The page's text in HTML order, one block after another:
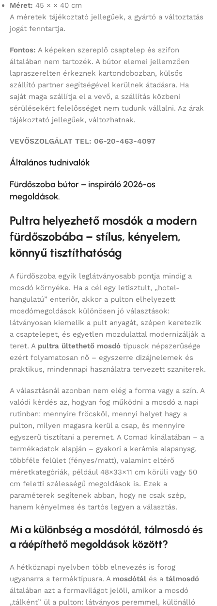
Méret: 45 × × 40 cm
A méretek tájékoztató jellegűek, a gyártó a változtatás
jogát fenntartja.
Fontos: A képeken szereplő csaptelep és szifon
általában nem tartozék. A bútor elemei jellemzően
lapraszerelten érkeznek kartondobozban, külsős
szállító partner segítségével kerülnek átadásra. Ha
saját maga szállítja el a vevő, a szállítás közbeni
sérülésekért felelősséget nem tudunk vállalni. Az árak
tájékoztató jellegűek, változhatnak.
VEVŐSZOLGÁLAT TEL: 06-20-463-4097
Általános tudnivalók
Fürdőszoba bútor – inspiráló 2026-os
megoldások.
Pultra helyezhető mosdók a modern
fürdőszobába – stílus, kényelem,
könnyű tisztíthatóság
A fürdőszoba egyik leglátványosabb pontja mindig a
mosdó környéke. Ha a cél egy letisztult, „hotel-
hangulatú” enteriőr, akkor a pulton elhelyezett
mosdómegoldások különösen jó választások:
látványosan kiemelik a pult anyagát, szépen keretezik
a csaptelepet, és egyetlen mozdulattal modernizálják a
teret. A pultra ültethető mosdó típusok népszerűsége
ezért folyamatosan nő – egyszerre dizájnelemek és
praktikus, mindennapi használatra tervezett szaniterek.
A választásnál azonban nem elég a forma vagy a szín. A
valódi kérdés az, hogyan fog működni a mosdó a napi
rutinban: mennyire fröcsköl, mennyi helyet hagy a
pulton, milyen magasra kerül a csap, és mennyire
egyszerű tisztítani a peremet. A Comad kínálatában – a
termékadatok alapján – gyakori a kerámia alapanyag,
többféle felület (fényes/matt), valamint eltérő
méretkategóriák, például 48×33×11 cm körüli vagy 50
cm feletti szélességű megoldások is. Ezek a
paraméterek segítenek abban, hogy ne csak szép,
hanem kényelmes és tartós legyen a választás.
Mi a különbség a mosdótál, tálmosdó és
a ráépíthető megoldások között?
A hétköznapi nyelvben több elnevezés is forog
ugyanarra a terméktípusra. A mosdótál és a tálmosdó
általában azt a formavilágot jelöli, amikor a mosdó
„tálként” ül a pulton: látványos peremmel, különálló